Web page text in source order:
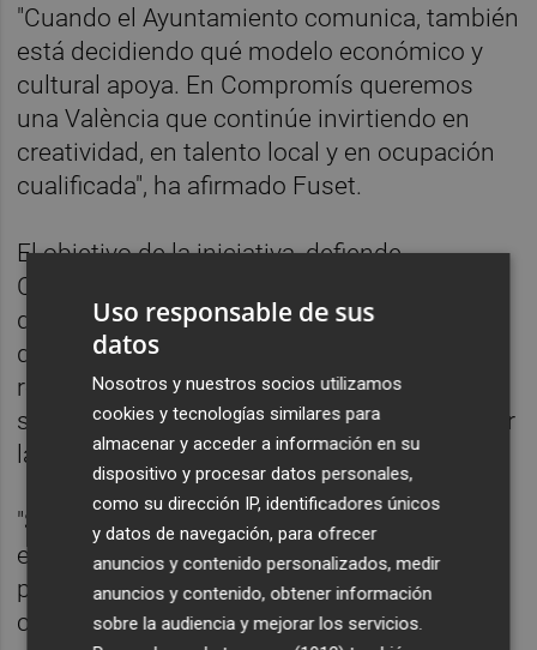
"Cuando el Ayuntamiento comunica, también
está decidiendo qué modelo económico y
cultural apoya. En Compromís queremos
una València que continúe invirtiendo en
creatividad, en talento local y en ocupación
cualificada", ha afirmado Fuset.
El objetivo de la iniciativa, defiende
Compromís, no es obviar las oportunidades
de las nuevas tecnologías, sino garantizar
que su incorporación se haga con
responsabilidad y sin perjudicar uno de los
sectores que más ha contribuido a proyectar
la imagen innovadora de la ciudad.
"Si València fue Capital Mundial del Diseño
es porque detrás hay personas, estudios y
profesionales que han hecho de la
creatividad una marca de ciudad. Proteger
Uso responsable de sus
datos
Nosotros y nuestros socios utilizamos
cookies y tecnologías similares para
almacenar y acceder a información en su
dispositivo y procesar datos personales,
como su dirección IP, identificadores únicos
y datos de navegación, para ofrecer
anuncios y contenido personalizados, medir
anuncios y contenido, obtener información
sobre la audiencia y mejorar los servicios.